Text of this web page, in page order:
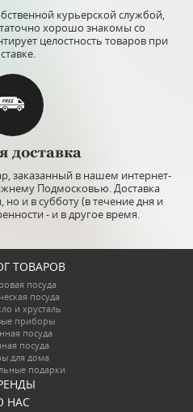
курьерской службой,
хорошо знакомы со
целостность товаров при
доставка
заказанный в нашем интернет-
Подмосковью. Доставка
но и в субботу (в течение дня и
- и в другое время.
ТОВАРОВ
посуда
посуда
и хрусталь
приборы
посуда
посуда
для дома
подарки
НАС